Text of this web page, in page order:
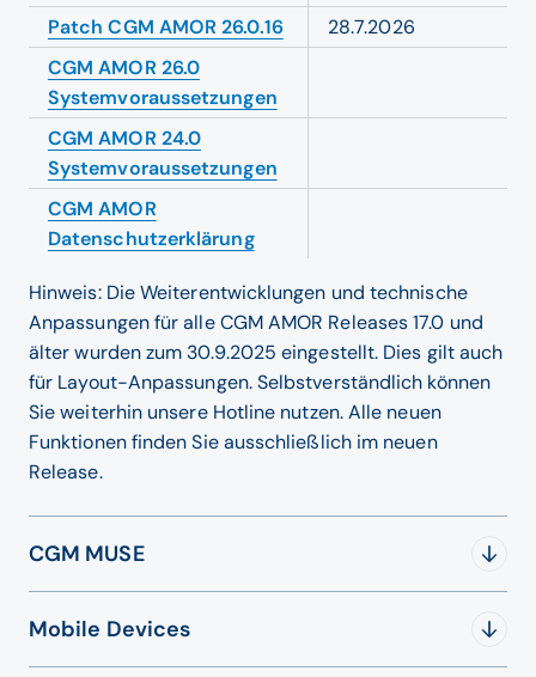
Patch CGM AMOR 26.0.16
28.7.2026
CGM AMOR 26.0
Systemvoraussetzungen
CGM AMOR 24.0
Systemvoraussetzungen
CGM AMOR
Datenschutzerklärung
Hinweis: Die Weiterentwicklungen und technische
Anpassungen für alle CGM AMOR Releases 17.0 und
älter wurden zum 30.9.2025 eingestellt. Dies gilt auch
für Layout-Anpassungen. Selbstverständlich können
Sie weiterhin unsere Hotline nutzen. Alle neuen
Funktionen finden Sie ausschließlich im neuen
Release.
CGM MUSE
Mobile Devices